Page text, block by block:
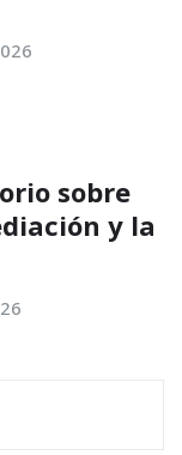
sobre
y la